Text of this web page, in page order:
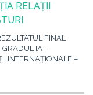
RELAȚII
FINAL
GRADUL IA –
INTERNAȚIONALE –